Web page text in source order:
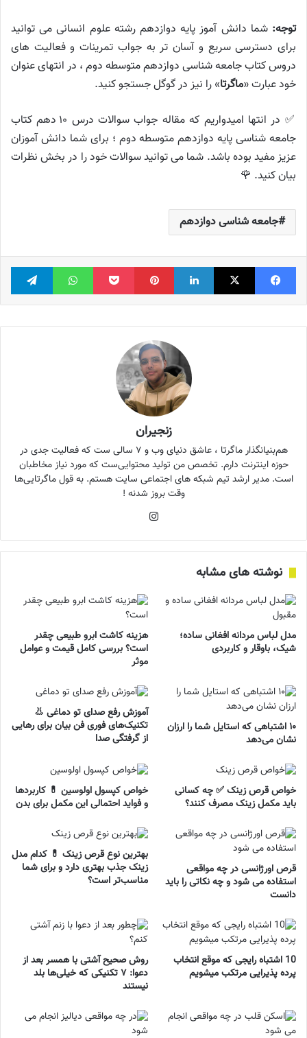
توجه: شما دانش آموز پایه دوازدهم رشته علوم انسانی می توانید
برای دسترسی سریع و آسان تر به جواب تمرینات و فعالیت های
دروس کتاب جامعه شناسی دوازدهم متوسطه دوم ، در انتهای عنوان
خود عبارت «ماگرتا» را نیز در گوگل جستجو کنید.
✅ در انتها امیدواریم که مقاله جواب سوالات درس ۱۰ دهم کتاب
جامعه شناسی پایه دوازدهم متوسطه دوم ؛ برای شما دانش آموزان
عزیز مفید بوده باشد. شما می توانید سوالات خود را در بخش نظرات
بیان کنید. 🌹
جامعه شناسی دوازدهم
فیس بوک X لینکدین ‫پین‌ترست پاکت واتس آپ
زنجیران
هم‌بنیانگذار ماگرتا ، عاشق دنیای وب و ۷ سالی ست که فعالیت جدی در
حوزه اینترنت دارم. تخصص من تولید محتوایی‌ست که مورد نیاز مخاطبان
است. مدیر ارشد تیم شبکه های اجتماعی سایت هستم. به قول ماگرتایی‌ها
وقت بروز شدنه !
نوشته های مشابه
مدل لباس مردانه افغانی ساده؛
شیک، باوقار و کاربردی
هزینه کاشت ابرو طبیعی چقدر
است؟ بررسی کامل قیمت و عوامل
موثر
۱۰ اشتباهی که استایل شما را ارزان
نشان می‌دهد
آموزش رفع صدای تو دماغی 👃
تکنیک‌های فوری فن بیان برای رهایی
از گرفتگی صدا
خواص قرص زینک ✅ چه کسانی
باید مکمل زینک مصرف کنند؟
خواص کپسول اولوسین 💊 کاربردها
و فواید احتمالی این مکمل برای بدن
قرص اورژانسی در چه مواقعی
استفاده می شود و چه نکاتی را باید
دانست
بهترین نوع قرص زینک 💊 کدام مدل
زینک جذب بهتری دارد و برای شما
مناسب‌تر است؟
10 اشتباه رایجی که موقع انتخاب
پرده پذیرایی مرتکب میشویم
روش صحیح آشتی با همسر بعد از
دعوا: ۷ تکنیکی که خیلی‌ها بلد
نیستند